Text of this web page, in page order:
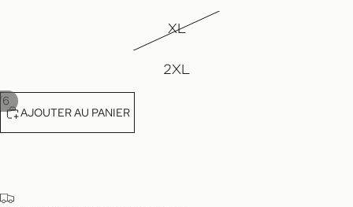
6
XL
2XL
AJOUTER AU PANIER